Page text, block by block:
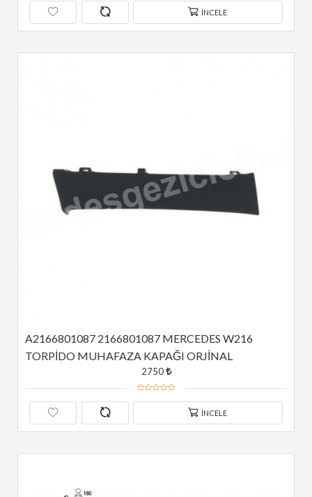
İNCELE
A2166801087 2166801087 MERCEDES W216
TORPİDO MUHAFAZA KAPAĞI ORJİNAL
2750
İNCELE